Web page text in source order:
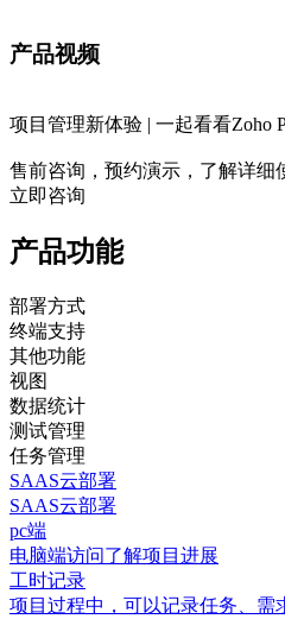
产品视频
项目管理新体验 | 一起看看Zoho
售前咨询，预约演示，了解详细
立即咨询
产品功能
部署方式
终端支持
其他功能
视图
数据统计
测试管理
任务管理
SAAS云部署
SAAS云部署
pc端
电脑端访问了解项目进展
工时记录
项目过程中，可以记录任务、需